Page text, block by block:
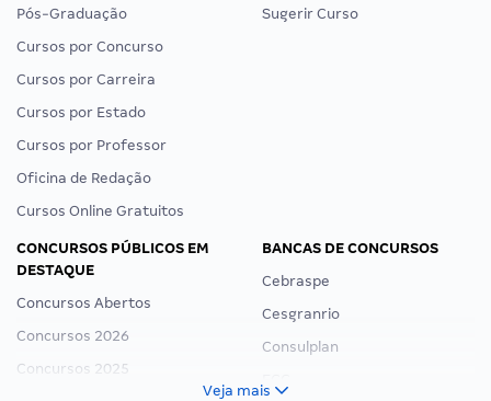
Pós-Graduação
Cursos por Concurso
Cursos por Carreira
Cursos por Estado
Cursos por Professor
Oficina de Redação
Cursos Online Gratuitos
Sugerir Curso
CONCURSOS PÚBLICOS EM
DESTAQUE
Concursos Abertos
Concursos 2026
Concursos 2025
BANCAS DE CONCURSOS
Cebraspe
Cesgranrio
Consulplan
Veja mais